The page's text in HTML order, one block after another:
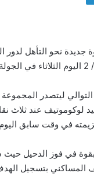
نحو التأهل لدور
ليتصدر
لوكوموتيف عند ثلاث
في وقت سابق
في فوز الدحيل حيث